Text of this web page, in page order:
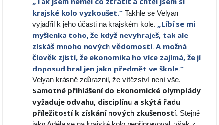
krajské kolo vyzkoušet.“ Takhle se Velyan
vyjádřil k jeho účasti na krajském kole. „Líbí se mi
myšlenka toho, že když nevyhraješ, tak ale
získáš mnoho nových vědomostí. A možná
člověk zjistí, že ekonomika ho více zajímá, že jí
doposud bral jen jako předmět ve škole.“
Velyan krásně zdůraznil, že vítězství není vše.
Samotné přihlášení do Ekonomické olympiády
vyžaduje odvahu, disciplínu a skýtá řadu
příležitostí k získání nových zkušeností. Stejně